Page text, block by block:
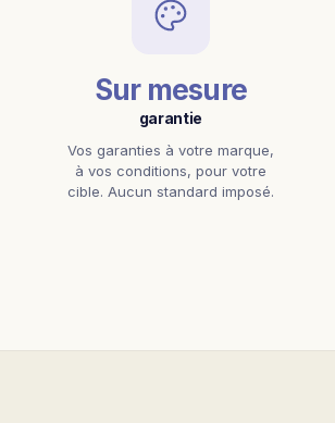
Sur mesure
garantie
Vos garanties à votre marque,
à vos conditions, pour votre
cible. Aucun standard imposé.